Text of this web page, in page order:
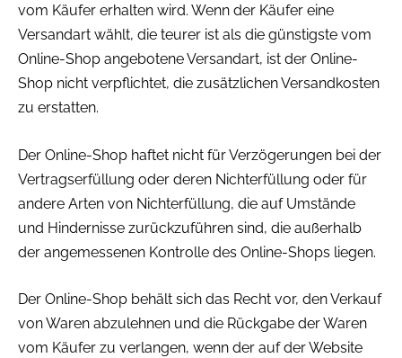
vom Käufer erhalten wird. Wenn der Käufer eine
Versandart wählt, die teurer ist als die günstigste vom
Online-Shop angebotene Versandart, ist der Online-
Shop nicht verpflichtet, die zusätzlichen Versandkosten
zu erstatten.
Der Online-Shop haftet nicht für Verzögerungen bei der
Vertragserfüllung oder deren Nichterfüllung oder für
andere Arten von Nichterfüllung, die auf Umstände
und Hindernisse zurückzuführen sind, die außerhalb
der angemessenen Kontrolle des Online-Shops liegen.
Der Online-Shop behält sich das Recht vor, den Verkauf
von Waren abzulehnen und die Rückgabe der Waren
vom Käufer zu verlangen, wenn der auf der Website